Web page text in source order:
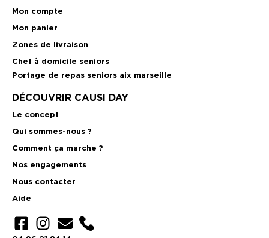
Mon compte
Mon panier
Zones de livraison
Chef à domicile seniors
Portage de repas seniors aix marseille
DÉCOUVRIR CAUSI DAY
Le concept
Qui sommes-nous ?
Comment ça marche ?
Nos engagements
Nous contacter
Aide